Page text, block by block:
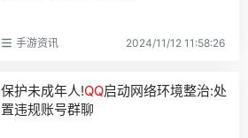
手游资讯 2024/11/12 11:58:26
保护未成年人!QQ启动网络环境整治:处
置违规账号群聊